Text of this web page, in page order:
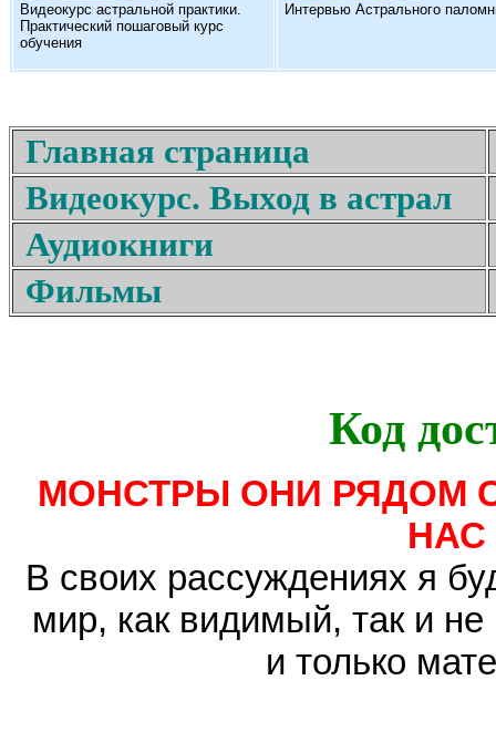
Видеокурс астральной практики.
Практический пошаговый курс
обучения
Интервью Астрального
Главная страница
Видеокурс. Выход в астрал
Аудиокниги
Фильмы
Код
МОНСТРЫ ОНИ РЯДОМ
НАС
В своих рассуждениях я
мир, как видимый, так и
и только